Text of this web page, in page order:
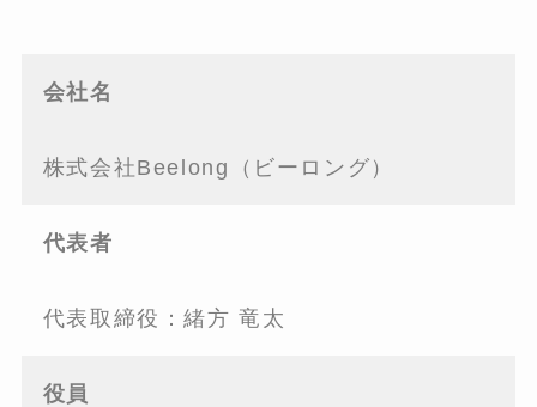
会社名
株式会社Beelong（ビーロング）
代表者
代表取締役：緒方 竜太
役員